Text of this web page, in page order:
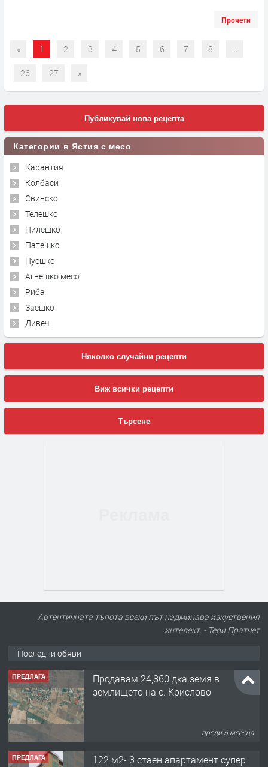
Прочети
« 1 2 3 4 5 6 7 8 ...
26 27 »
Публикувай нова рецепта
Категории в Ястия с месо
Карантия
Колбаси
Свинско
Телешко
Пилешко
Патешко
Пуешко
Агнешко месо
Риба
Заешко
Дивеч
Няколко случайни рецепти
Виж всички рецепти
Търсене
Автентичната тъпота всеки път надминава изкуствения
интелект. - Тери Пратчет
Последни обяви
ПРЕДЛАГА
122 м2- 3 стаен апартамент супер
център Асеновград- 169 500 €.
преди 3 месеца
ПРЕДЛАГА Ретро Остъклена врата